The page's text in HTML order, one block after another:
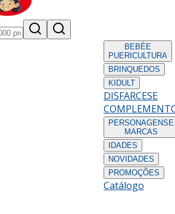
BEBÉE
PUERICULTURA
BRINQUEDOS
KIDULT
DISFARCESE
PERSONAGENS E
MARCAS
IDADES
NOVIDADES
PROMOÇÕES
Catálogo